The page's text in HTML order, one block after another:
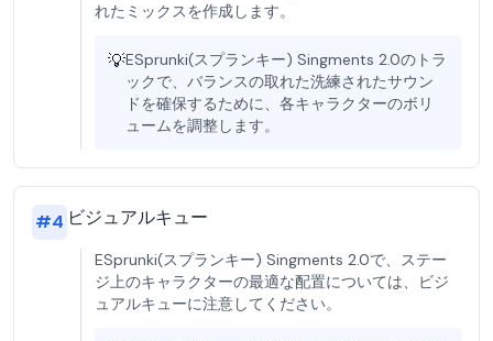
れたミックスを作成します。
💡ESprunki(スプランキー) Singments 2.0のトラ
ックで、バランスの取れた洗練されたサウン
ドを確保するために、各キャラクターのボリ
ュームを調整します。
#4 ビジュアルキュー
ESprunki(スプランキー) Singments 2.0で、ステー
ジ上のキャラクターの最適な配置については、ビジ
ュアルキューに注意してください。